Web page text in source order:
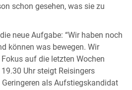
schon gesehen, was sie zu
neue Aufgabe: “Wir haben noch
können was bewegen. Wir
auf die letzten Wochen
Uhr steigt Reisingers
Geringeren als Aufstiegskandidat